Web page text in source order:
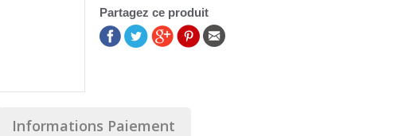
Partagez ce produit
Informations Paiement